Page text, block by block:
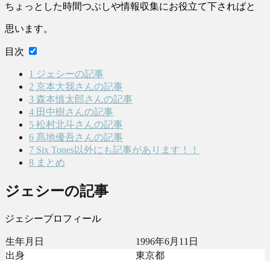
ちょっとした時間つぶしや情報収集にお役立て下さればと
思います。
目次
1 ジェシーの記事
2 京本大我さんの記事
3 森本慎太郎さんの記事
4 田中樹さんの記事
5 松村北斗さんの記事
6 髙地優吾さんの記事
7 Six Tones以外にも記事があります！！
8 まとめ
ジェシーの記事
ジェシープロフィール
生年月日
1996年6月11日
出身
東京都